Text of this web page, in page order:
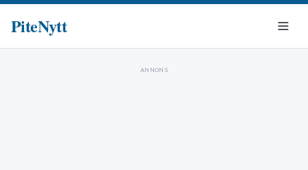
PiteNytt
ANNONS